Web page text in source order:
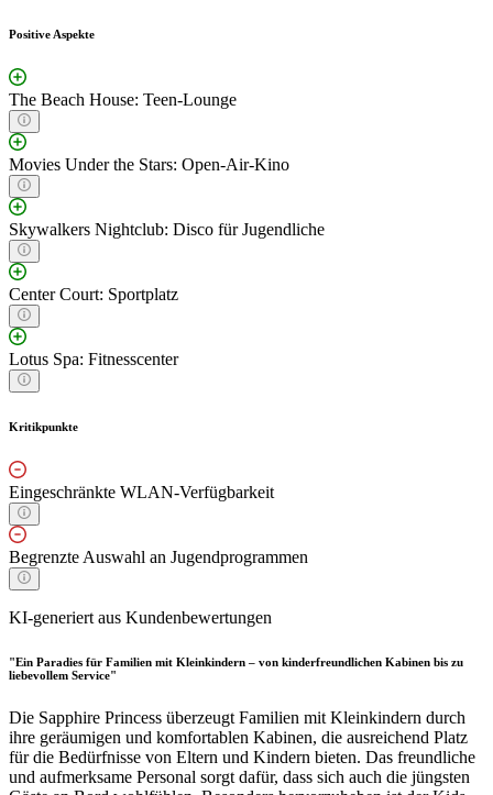
Positive Aspekte
The Beach House: Teen-Lounge
Movies Under the Stars: Open-Air-Kino
Skywalkers Nightclub: Disco für Jugendliche
Center Court: Sportplatz
Lotus Spa: Fitnesscenter
Kritikpunkte
Eingeschränkte WLAN-Verfügbarkeit
Begrenzte Auswahl an Jugendprogrammen
KI-generiert aus Kundenbewertungen
"Ein Paradies für Familien mit Kleinkindern – von kinderfreundlichen Kabinen bis zu
liebevollem Service"
Die Sapphire Princess überzeugt Familien mit Kleinkindern durch
ihre geräumigen und komfortablen Kabinen, die ausreichend Platz
für die Bedürfnisse von Eltern und Kindern bieten. Das freundliche
und aufmerksame Personal sorgt dafür, dass sich auch die jüngsten